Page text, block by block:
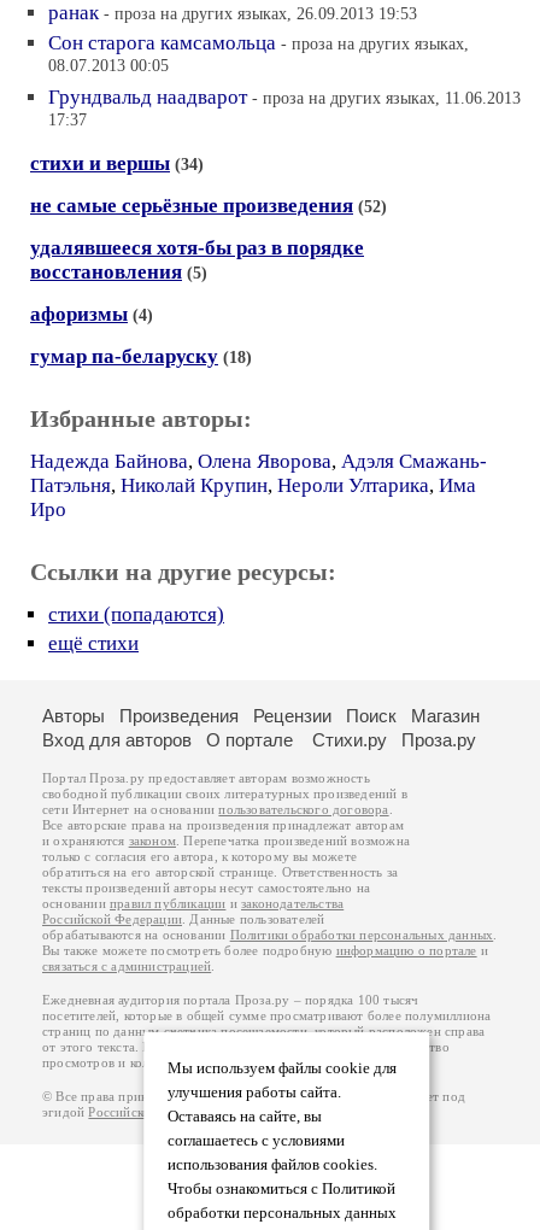
ранак - проза на других языках, 26.09.2013 19:53
Сон старога камсамольца - проза на других языках,
08.07.2013 00:05
Грундвальд наадварот - проза на других языках, 11.06.2013
17:37
стихи и вершы (34)
не самые серьёзные произведения (52)
удалявшееся хотя-бы раз в порядке
восстановления (5)
афоризмы (4)
гумар па-беларуску (18)
Избранные авторы:
Надежда Байнова, Олена Яворова, Адэля Смажань-
Патэльня, Николай Крупин, Нероли Ултарика, Има
Иро
Ссылки на другие ресурсы:
стихи (попадаются)
ещё стихи
Мы используем файлы cookie для
улучшения работы сайта.
Оставаясь на сайте, вы
соглашаетесь с условиями
использования файлов cookies.
Чтобы ознакомиться с Политикой
обработки персональных данных
Авторы Произведения Рецензии Поиск
Магазин
Вход для авторов
О портале Стихи.ру Проза.ру
Портал Проза.ру предоставляет авторам возможность
свободной публикации своих литературных произведений в
сети Интернет на основаниипользовательского договора
Все авторские права на произведения принадлежат авторам
и охраняются законом . Перепечатка произведений возможна
только с согласия его автора, к которому вы можете
обратиться на его авторской странице. Ответственность за
тексты произведений авторы несут самостоятельно на
основанииправил публикации изаконодательства
Российской Федерации . Данные пользователей
обрабатываются на основании Политики обработки персональных данных
Вы также можете посмотреть более подробную информацию о портале и
связаться с администрацией
Ежедневная аудитория портала Проза.ру – порядка 100 тысяч
посетителей, которые в общей сумме просматривают более полумиллиона
страниц по данным счетчика посещаемости, который расположен справа
от этого текста. В каждой графе указано по две цифры: количество
просмотров и количество посетителей.
© Все права принадлежат авторам, 2000-2026. Портал работает под
эгидойРоссийского союза писателей.18+